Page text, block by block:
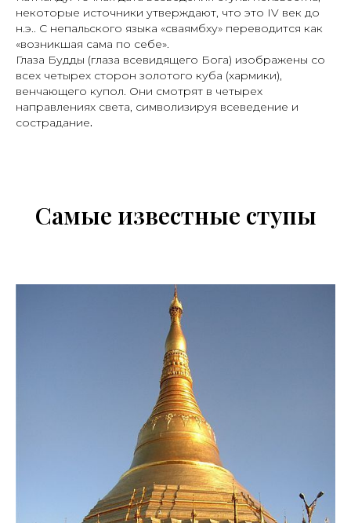
некоторые источники утверждают, что это IV век до
н.э.. С непальского языка «сваямбху» переводится как
«возникшая сама по себе».
Глаза Будды (глаза всевидящего Бога) изображены со
всех четырех сторон золотого куба (хармики),
венчающего купол. Они смотрят в четырех
направлениях света, символизируя всеведение и
сострадание.
Самые известные ступы